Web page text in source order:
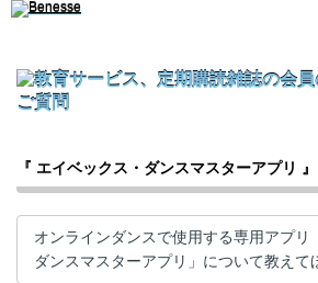
『 エイベックス・ダンスマスターアプリ
オンラインダンスで使用する専用アプリ
ダンスマスターアプリ」について教えて